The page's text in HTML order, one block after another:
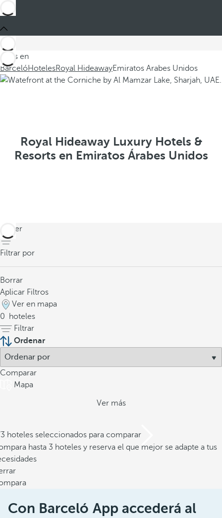
Estás en
BarcelóHotelesRoyal HideawayEmiratos Arabes Unidos
Royal Hideaway Luxury Hotels &
Resorts en Emiratos Árabes Unidos
volver
Filtrar por
Borrar
Aplicar Filtros
Ver en mapa
0
hoteles
Filtrar
Ordenar
Comparar
Mapa
Ver más
hoteles seleccionados para comparar
hasta 3 hoteles y reserva el que mejor se adapte a tus
Con Barceló App accederá al